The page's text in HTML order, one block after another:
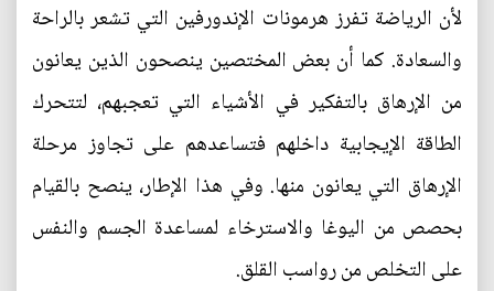
لأن الرياضة تفرز هرمونات الإندورفين التي تشعر بالراحة
والسعادة. كما أن بعض المختصين ينصحون الذين يعانون
من الإرهاق بالتفكير في الأشياء التي تعجبهم، لتتحرك
الطاقة الإيجابية داخلهم فتساعدهم على تجاوز مرحلة
الإرهاق التي يعانون منها. وفي هذا الإطار، ينصح بالقيام
بحصص من اليوغا والاسترخاء لمساعدة الجسم والنفس
على التخلص من رواسب القلق.